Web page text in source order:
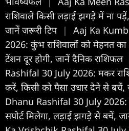
राशिवाले किसी लड़ाई झगड़े में ना
जानें जरूरी टिप |
Aaj Ka
2026: कुंभ राशिवालों को मेहनत का
टेंशन दूर होगी, जानें दैनिक राशिफल
Rashifal 30 July 2026: मकर
करें, किसी को पैसा उधार देने से
Dhanu Rashifal 30 July 2026:
सपोर्ट मिलेगा, लड़ाई झगड़े से बचें,